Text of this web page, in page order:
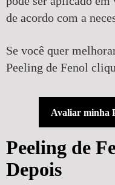
de acordo com a
Se você quer
Peeling de Fenol
Avaliar minha
Peeling de
Depois